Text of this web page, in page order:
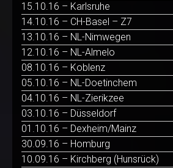
15.10.16 – Karlsruhe
14.10.16 – CH-Basel – Z7
13.10.16 – NL-Nimwegen
12.10.16 – NL-Almelo
08.10.16 – Koblenz
05.10.16 – NL-Doetinchem
04.10.16 – NL-Zierikzee
03.10.16 – Düsseldorf
01.10.16 – Dexheim/Mainz
30.09.16 – Homburg
10.09.16 – Kirchberg (Hunsrück)